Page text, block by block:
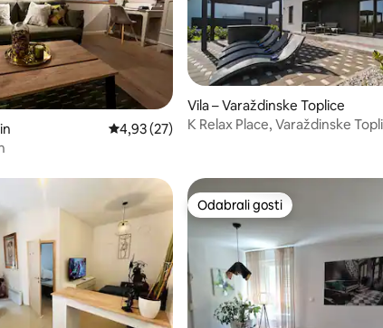
20
Prosječna ocjena: 4,93/5, recenzija: 27
4,93 (27)
Vila – Varaždinske Toplice
K Relax Place, Varaždinske
Odabrali gosti
Odabrali gosti